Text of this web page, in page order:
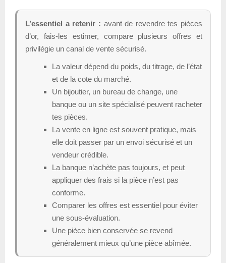
L’essentiel a retenir : avant de revendre tes pièces
d’or, fais-les estimer, compare plusieurs offres et
privilégie un canal de vente sécurisé.
La valeur dépend du poids, du titrage, de l’état
et de la cote du marché.
Un bijoutier, un bureau de change, une
banque ou un site spécialisé peuvent racheter
tes pièces.
La vente en ligne est souvent pratique, mais
elle doit passer par un envoi sécurisé et un
vendeur crédible.
La banque n’achète pas toujours, et peut
appliquer des frais si la pièce n’est pas
conforme.
Comparer les offres est essentiel pour éviter
une sous-évaluation.
Une pièce bien conservée se revend
généralement mieux qu’une pièce abîmée.